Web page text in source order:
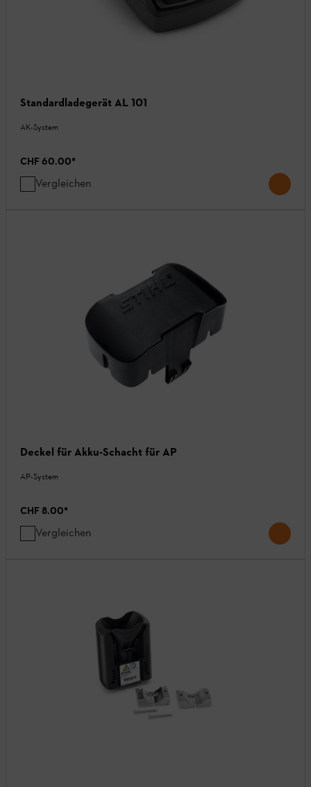
Standardladegerät AL 101
AK-System
CHF 60.00*
Vergleichen
Deckel für Akku-Schacht für AP
AP-System
CHF 8.00*
Vergleichen